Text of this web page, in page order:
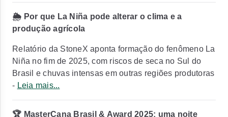
🌦️ Por que La Niña pode alterar o clima e a
produção agrícola
Relatório da StoneX aponta formação do fenômeno La
Niña no fim de 2025, com riscos de seca no Sul do
Brasil e chuvas intensas em outras regiões produtoras
- Leia mais...
🏆 MasterCana Brasil & Award 2025: uma noite